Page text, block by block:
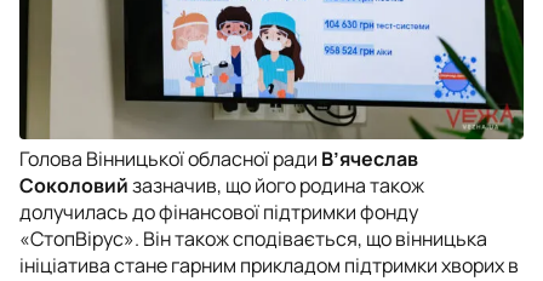
Голова Вінницької обласної ради В’ячеслав
Соколовийзазначив, що його родина також
долучилась до фінансової підтримки фонду
«СтопВірус». Він також сподівається, що вінницька
ініціатива стане гарним прикладом підтримки хворих в